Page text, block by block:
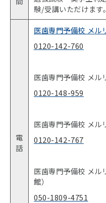
験/受講いただけます。
電
話
医歯専門予備校 メル
0120-142-760
医歯専門予備校 メル
0120-148-959
医歯専門予備校 メル
0120-142-767
医歯専門予備校 メル
館）
050-1809-4751